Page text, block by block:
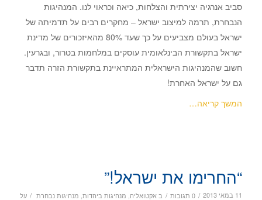
סביב אנרגיה יצירתית והצלחות, כיאה וכראוי לנו. המנהיגות
הנבחרת, תרמה למיצוב ישראל – מחקרים רבים על תדמיתה של
ישראל בעולם מצביעים על כך שעד 80% מהאיזכורים של מדינת
ישראל בתקשורת הבינלאומית עוסקים במלחמות בטרור, ובגרעין.
חשוב שהמנהיגות הישראלית המתראיינת בתקשורת הזרה תדבר
גם על ישראל האחרת!
המשך קריאה…
“החרימו את ישראל!”
11 במאי 2013 / 0 תגובות / באקטואליה, מנהיגות ביהדות, מנהיגות נבחרת / על